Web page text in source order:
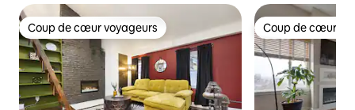
Coup de cœur voyageurs
Coup de cœur voyageurs Coup de cœur
Coup de cœur